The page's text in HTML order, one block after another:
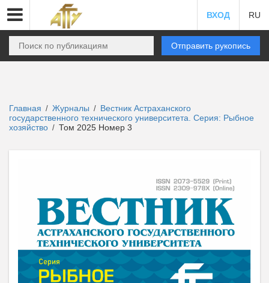
ВХОД RU
Отправить рукопись
Главная / Журналы / Вестник Астраханского
государственного технического университета. Серия: Рыбное
хозяйство / Том 2025 Номер 3